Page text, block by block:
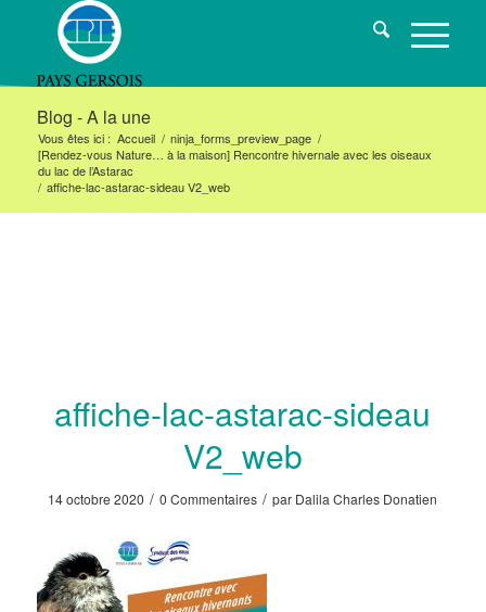
Blog - A la une
Vous êtes ici : Accueil / ninja_forms_preview_page /
[Rendez-vous Nature… à la maison] Rencontre hivernale avec les oiseaux
du lac de l’Astarac
/ affiche-lac-astarac-sideau V2_web
affiche-lac-astarac-sideau
V2_web
14 octobre 2020 / 0 Commentaires / par Dalila Charles Donatien